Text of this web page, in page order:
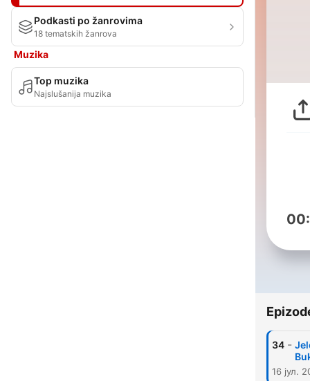
Podkasti po žanrovima
18 tematskih žanrova
Muzika
Top muzika
Najslušanija muzika
34 -
16 јул.